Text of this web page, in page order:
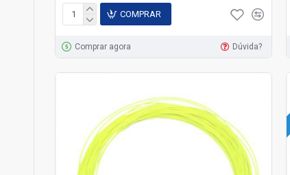
COMPRAR
Comprar agora Dúvida?